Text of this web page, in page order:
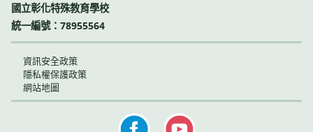
國立彰化特殊教育學校
統一編號：78955564
資訊安全政策
隱私權保護政策
網站地圖